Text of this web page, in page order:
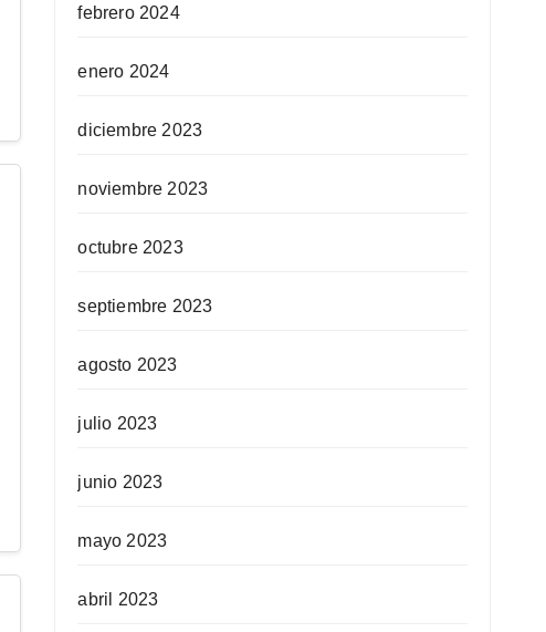
febrero 2024
enero 2024
diciembre 2023
noviembre 2023
octubre 2023
septiembre 2023
agosto 2023
julio 2023
junio 2023
mayo 2023
abril 2023